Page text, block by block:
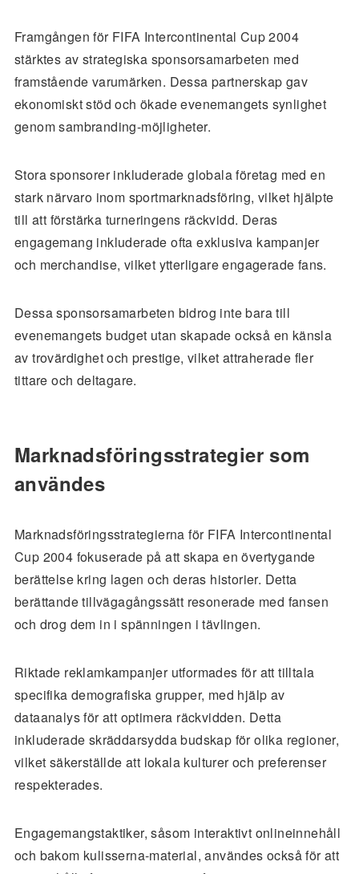
Framgången för FIFA Intercontinental Cup 2004
stärktes av strategiska sponsorsamarbeten med
framstående varumärken. Dessa partnerskap gav
ekonomiskt stöd och ökade evenemangets synlighet
genom sambranding-möjligheter.
Stora sponsorer inkluderade globala företag med en
stark närvaro inom sportmarknadsföring, vilket hjälpte
till att förstärka turneringens räckvidd. Deras
engagemang inkluderade ofta exklusiva kampanjer
och merchandise, vilket ytterligare engagerade fans.
Dessa sponsorsamarbeten bidrog inte bara till
evenemangets budget utan skapade också en känsla
av trovärdighet och prestige, vilket attraherade fler
tittare och deltagare.
Marknadsföringsstrategier som
användes
Marknadsföringsstrategierna för FIFA Intercontinental
Cup 2004 fokuserade på att skapa en övertygande
berättelse kring lagen och deras historier. Detta
berättande tillvägagångssätt resonerade med fansen
och drog dem in i spänningen i tävlingen.
Riktade reklamkampanjer utformades för att tilltala
specifika demografiska grupper, med hjälp av
dataanalys för att optimera räckvidden. Detta
inkluderade skräddarsydda budskap för olika regioner,
vilket säkerställde att lokala kulturer och preferenser
respekterades.
Engagemangstaktiker, såsom interaktivt onlineinnehåll
och bakom kulisserna-material, användes också för att